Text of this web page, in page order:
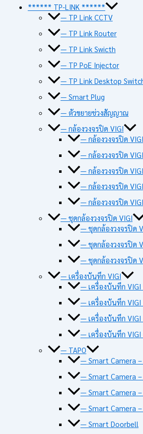
****** TP-LINK ******
— TP Link CCTV
— TP Link Router
— TP Link Swicth
— TP PoE Injector
— TP Link Desktop
— Smart Plug
— ตัวขยายช่วงสัญญาณ
— กล้องวงจรปิด VIGI
— กล้องวงจรปิด
— กล้องวงจรปิด
— กล้องวงจรปิด
— กล้องวงจรปิด
— กล้องวงจรปิด
— ชุดกล้องวงจรปิด VIGI
— ชุดกล้องวงจรปิด
— ชุดกล้องวงจรปิด
— ชุดกล้องวงจรปิด
— เครื่องบันทึก VIGI
— เครื่องบันทึก VIGI
— เครื่องบันทึก VIGI
— เครื่องบันทึก VIGI
— เครื่องบันทึก VIGI
— TAPO
— Smart Camera
— Smart Camera
— Smart Camera
— Smart Camera
— Smart Doorbell